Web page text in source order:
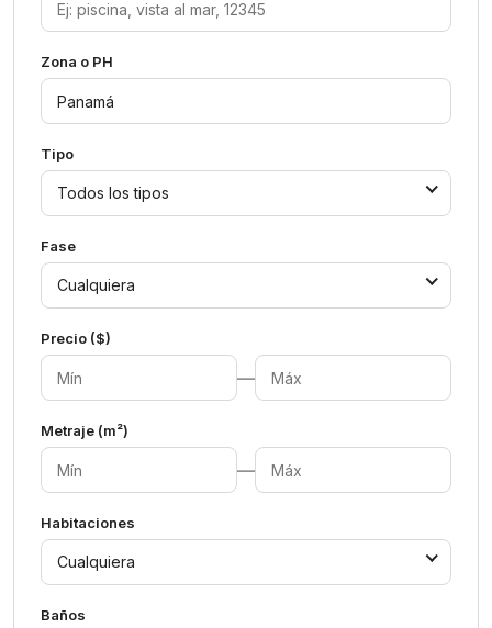
Zona o PH
Tipo
Todos los tipos
Fase
Cualquiera
Precio ($)
—
Metraje (m²)
—
Habitaciones
Cualquiera
Baños